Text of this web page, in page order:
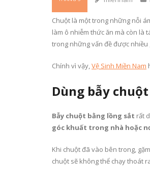
Chuột là một trong những nỗi
làm ô nhiễm thức ăn mà còn là
trong những vấn đề được nhiều
Chính vì vậy,Vệ Sinh Miền Nam
Dùng bẫy
Bẫy chuột bằng lồng sắt rất
góc khuất trong nhà hoặc
Khi chuột đã vào bên trong,
chuột sẽ không thể chạy thoát